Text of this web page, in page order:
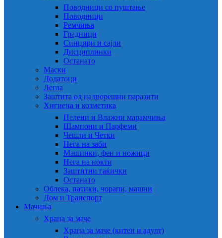
Поводници со пуштање
Поводници
Ремчиња
Градници
Синџири и сајли
Дисциплинки
Останато
Маски
Додатоци
Легла
Заштита од надворешни паразити
Хигиена и козметика
Пелени и Влажни марамчиња
Шампони и Парфеми
Чешли и Четки
Нега на заби
Машинки, фен и ножици
Нега на нокти
Заштитни гаќички
Останато
Облека, патики, чорапи, машни
Дом и Транспорт
Мачиња
Храна за маче
Храна за маче (китен и адулт)